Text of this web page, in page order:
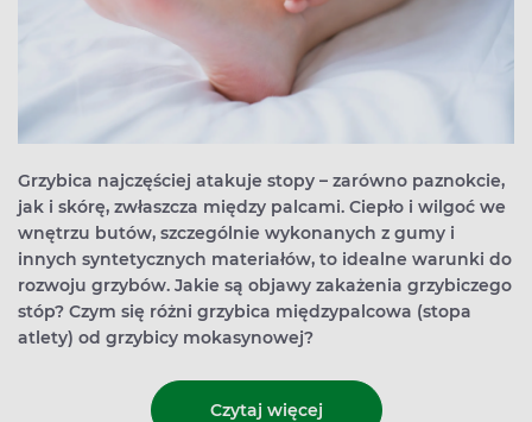
Grzybica najczęściej atakuje stopy – zarówno paznokcie,
jak i skórę, zwłaszcza między palcami. Ciepło i wilgoć we
wnętrzu butów, szczególnie wykonanych z gumy i
innych syntetycznych materiałów, to idealne warunki do
rozwoju grzybów. Jakie są objawy zakażenia grzybiczego
stóp? Czym się różni grzybica międzypalcowa (stopa
atlety) od grzybicy mokasynowej?
Czytaj więcej